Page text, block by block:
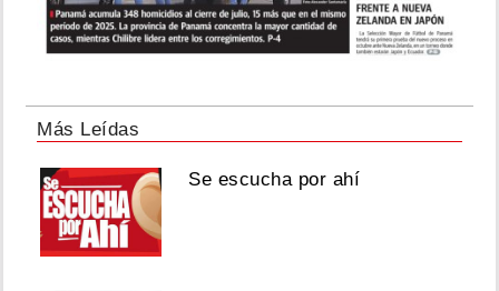
Más Leídas
Se escucha por ahí